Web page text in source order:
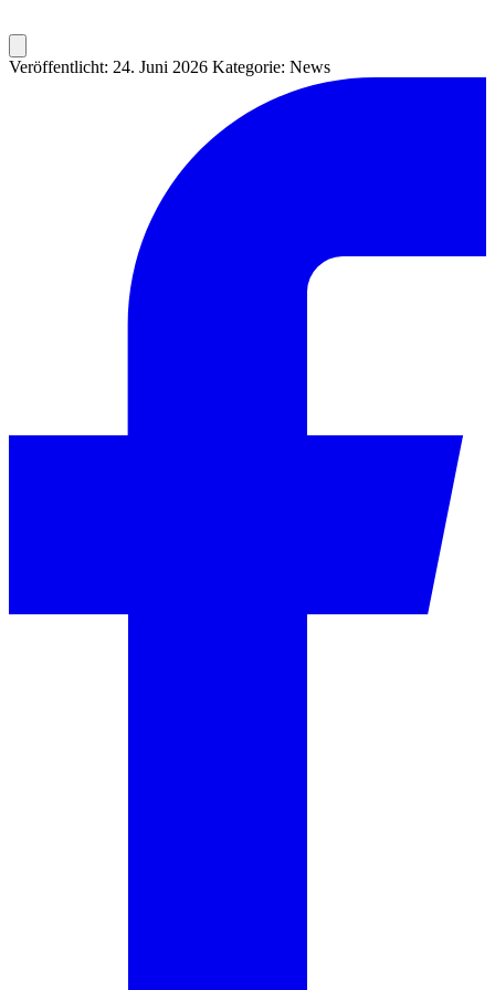
Veröffentlicht: 24. Juni 2026 Kategorie: News